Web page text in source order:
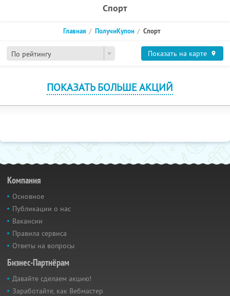
Спорт
По рейтингу
Главная ПолучиКупон Спорт
Показать на карте
ПОКАЗАТЬ БОЛЬШЕ АКЦИЙ
Компания
Основное
Публикации о нас
Вакансии
Правила сервиса
Ответы на вопросы
Бизнес-Партнёрам
Давайте сделаем акцию!
Заработайте, как Вебмастер